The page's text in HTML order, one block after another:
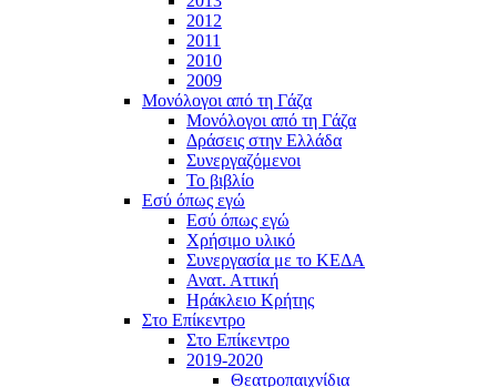
2012
2011
2010
2009
Μονόλογοι από τη Γάζα
Μονόλογοι από τη Γάζα
Δράσεις στην Ελλάδα
Συνεργαζόμενοι
To βιβλίο
Εσύ όπως εγώ
Εσύ όπως εγώ
Χρήσιμο υλικό
Συνεργασία με το ΚΕΔΑ
Ανατ. Αττική
Ηράκλειο Κρήτης
Στο Επίκεντρο
Στο Επίκεντρο
2019-2020
Θεατροπαιχνίδια